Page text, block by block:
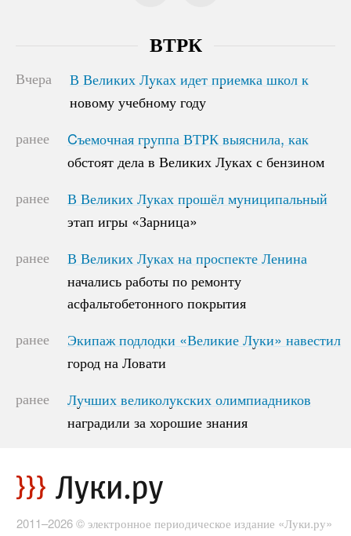
ВТРК
Вчера
В Великих Луках идет приемка школ к
новому учебному году
В Великих Луках идет приемка школ к
новому учебному году
ранее
Cъемочная группа ВТРК выяснила, как
обстоят дела в Великих Луках с бензином
Cъемочная группа ВТРК выяснила, как
обстоят дела в Великих Луках с бензином
ранее
В Великих Луках прошёл муниципальный
этап игры «Зарница»
В Великих Луках прошёл муниципальный
этап игры «Зарница»
ранее
В Великих Луках на проспекте Ленина
начались работы по ремонту
асфальтобетонного покрытия
В Великих Луках на проспекте Ленина
начались работы по ремонту
асфальтобетонного покрытия
ранее
Экипаж подлодки «Великие Луки» навестил
город на Ловати
Экипаж подлодки «Великие Луки» навестил
город на Ловати
ранее
Лучших великолукских олимпиадников
наградили за хорошие знания
Лучших великолукских олимпиадников
наградили за хорошие знания
2011–2026 © электронное периодическое издание «Луки.ру»